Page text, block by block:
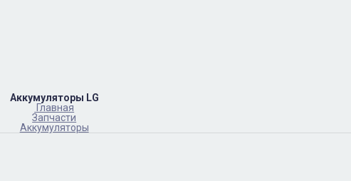
Аккумуляторы LG
Главная
Запчасти
Аккумуляторы